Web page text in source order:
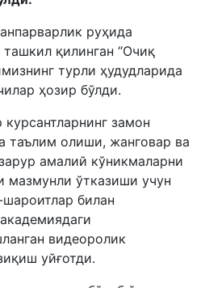
руҳида
қилинган “Очиқ
турли ҳудудларида
ҳозир бўлди.
замон
таълим олиши, жанговар ва
амалий кўникмаларни
мазмунли ўтказиши учун
билан
видеоролик
уйғотди.